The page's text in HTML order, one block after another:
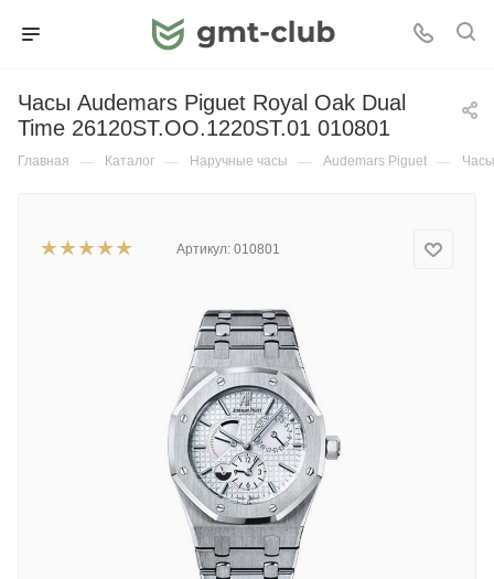
Часы Audemars Piguet Royal Oak Dual
Time 26120ST.OO.1220ST.01 010801
Главная — Каталог — Наручные часы — Audemars Piguet —
Артикул: 010801